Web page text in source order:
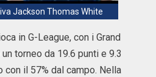
Jackson Thomas White
in G-League, con i Grand
torneo da 19.6 punti e 9.3
il 57% dal campo. Nella